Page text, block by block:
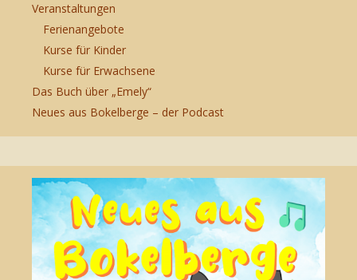
Veranstaltungen
Ferienangebote
Kurse für Kinder
Kurse für Erwachsene
Das Buch über „Emely“
Neues aus Bokelberge – der Podcast